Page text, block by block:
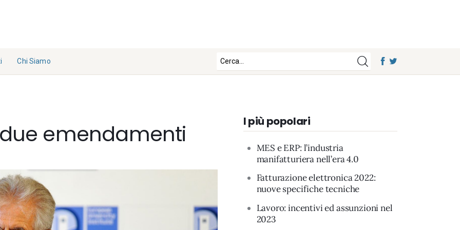
Chi Siamo
Collabo
ra con
Contat
ti
emendamenti I più popolari
MES e ERP: l’industria
manifatturiera nell’era 4.0
Fatturazione elettronica 2022:
nuove specifiche tecniche
Lavoro: incentivi ed assunzioni nel
2023